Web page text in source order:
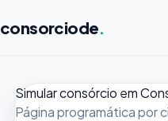
consorciode.
Simular consórcio em
Página programática por